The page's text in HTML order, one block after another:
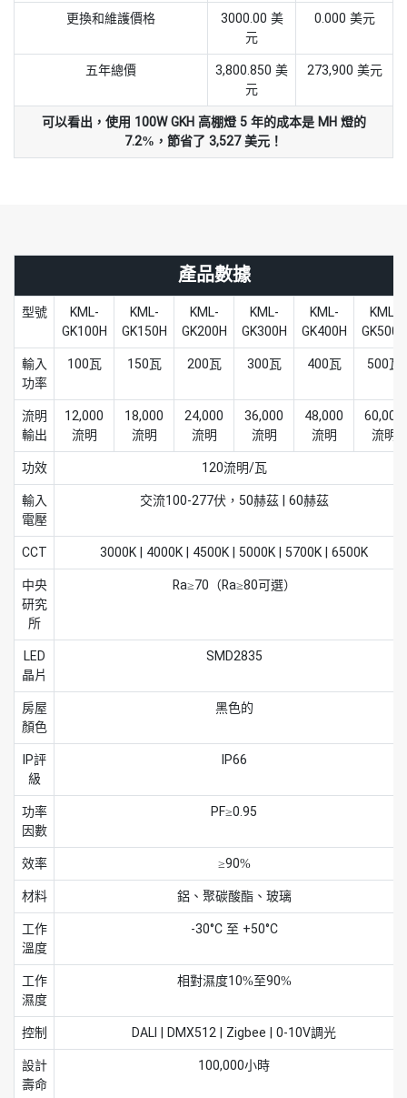
更換和維護價格
3000.00 美
元
0.000 美元
五年總價
3,800.850 美
元
273,900 美元
可以看出，使用 100W GKH 高棚燈 5 年的成本是 MH 燈的
7.2%，節省了 3,527 美元！
產品數據
型號
KML-
GK100H
KML-
GK150H
KML-
GK200H
KML-
GK300H
KML-
GK400H
KML-
GK500H
輸入
功率
100瓦 150瓦 200瓦 300瓦 400瓦 500瓦
流明
輸出
12,000
流明
18,000
流明
24,000
流明
36,000
流明
48,000
流明
60,000
流明
功效
120流明/瓦
輸入
電壓
交流100-277伏，50赫茲 | 60赫茲
CCT
3000K | 4000K | 4500K | 5000K | 5700K | 6500K
中央
研究
所
Ra≥70（Ra≥80可選）
LED
晶片
SMD2835
房屋
顏色
黑色的
IP評
級
IP66
功率
因數
PF≥0.95
效率
≥90%
材料
鋁、聚碳酸酯、玻璃
工作
溫度
-30°C 至 +50°C
工作
濕度
相對濕度10%至90%
控制
DALI | DMX512 | Zigbee | 0-10V調光
設計
壽命
100,000小時